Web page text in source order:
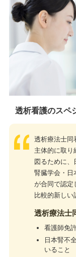
透析看護のスペ
透析療法士同
主体的に取り
図るために
腎臓学会・日
が合同で認定
比較的新しい
透析療法士
看護師免
日本腎不
いること